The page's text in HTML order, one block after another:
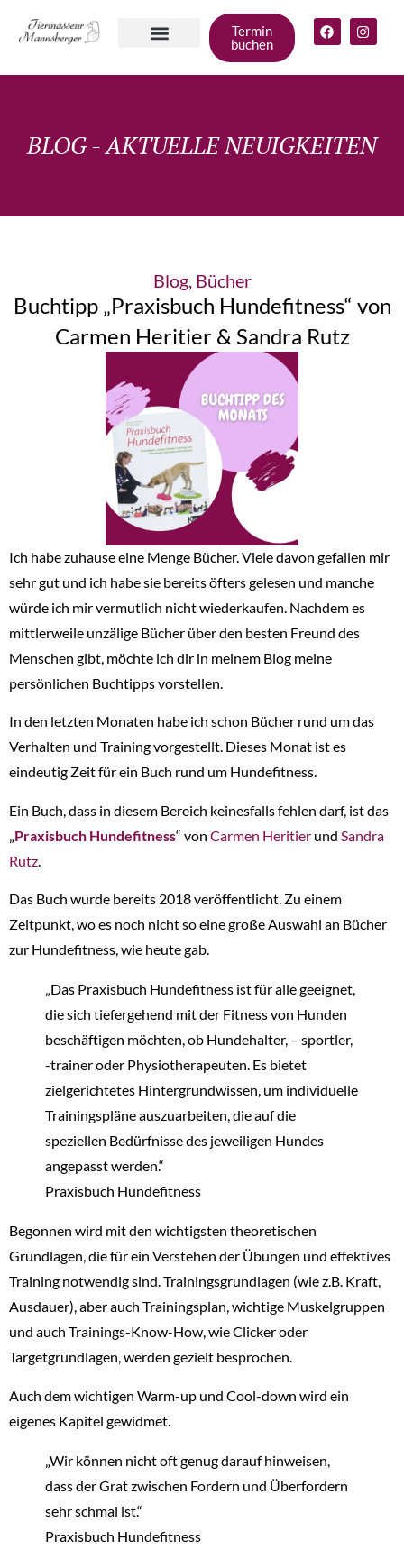
Termin
buchen
BLOG - AKTUELLE NEUIGKEITEN
Blog, Bücher
Buchtipp „Praxisbuch Hundefitness“ von
Carmen Heritier & Sandra Rutz
Ich habe zuhause eine Menge Bücher. Viele davon gefallen mir
sehr gut und ich habe sie bereits öfters gelesen und manche
würde ich mir vermutlich nicht wiederkaufen. Nachdem es
mittlerweile unzälige Bücher über den besten Freund des
Menschen gibt, möchte ich dir in meinem Blog meine
persönlichen Buchtipps vorstellen.
In den letzten Monaten habe ich schon Bücher rund um das
Verhalten und Training vorgestellt. Dieses Monat ist es
eindeutig Zeit für ein Buch rund um Hundefitness.
Ein Buch, dass in diesem Bereich keinesfalls fehlen darf, ist das
Praxisbuch Hundefitness“ von Carmen Heritier und Sandra
Rutz
Das Buch wurde bereits 2018 veröffentlicht. Zu einem
Zeitpunkt, wo es noch nicht so eine große Auswahl an Bücher
zur Hundefitness, wie heute gab.
„Das Praxisbuch Hundefitness ist für alle geeignet,
die sich tiefergehend mit der Fitness von Hunden
beschäftigen möchten, ob Hundehalter, – sportler,
-trainer oder Physiotherapeuten. Es bietet
zielgerichtetes Hintergrundwissen, um individuelle
Trainingspläne auszuarbeiten, die auf die
speziellen Bedürfnisse des jeweiligen Hundes
angepasst werden.“
Praxisbuch Hundefitness
Begonnen wird mit den wichtigsten theoretischen
Grundlagen, die für ein Verstehen der Übungen und effektives
Training notwendig sind. Trainingsgrundlagen (wie z.B. Kraft,
Ausdauer), aber auch Trainingsplan, wichtige Muskelgruppen
und auch Trainings-Know-How, wie Clicker oder
Targetgrundlagen, werden gezielt besprochen.
Auch dem wichtigen Warm-up und Cool-down wird ein
eigenes Kapitel gewidmet.
„Wir können nicht oft genug darauf hinweisen,
dass der Grat zwischen Fordern und Überfordern
sehr schmal ist.“
Praxisbuch Hundefitness